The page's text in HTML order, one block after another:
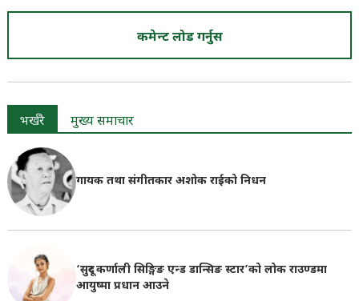
कमेन्ट लोड गर्नुस
भर्खरै मुख्य समाचार
गायक तथा संगीतकार अशोक राईको निधन
‘सुदूर कर्णाली सिङ्गिङ एन्ड डान्सिङ स्टार’को लोक राउण्डमा
आयुष्मा प्रधान आउने